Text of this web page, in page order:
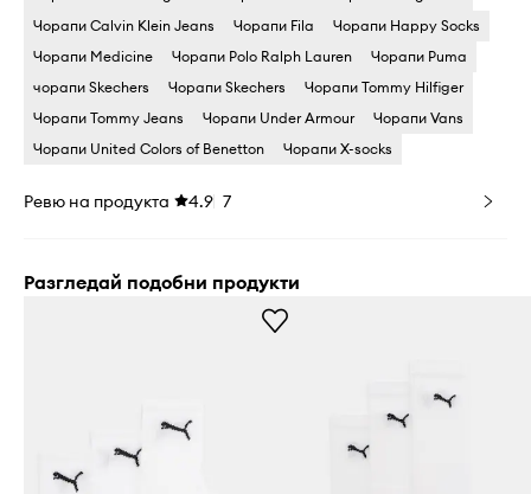
Чорапи Calvin Klein Jeans
Чорапи Fila
Чорапи Happy Socks
Чорапи Medicine
Чорапи Polo Ralph Lauren
Чорапи Puma
чорапи Skechers
Чорапи Skechers
Чорапи Tommy Hilfiger
Чорапи Tommy Jeans
Чорапи Under Armour
Чорапи Vans
Чорапи United Colors of Benetton
Чорапи X-socks
Ревю на продукта 4.9 7
Разгледай подобни продукти